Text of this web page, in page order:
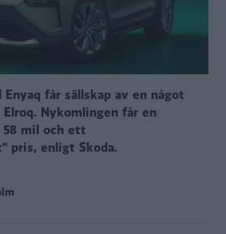
får sällskap av en något
Nykomlingen får en
mil och ett
pris, enligt Skoda.